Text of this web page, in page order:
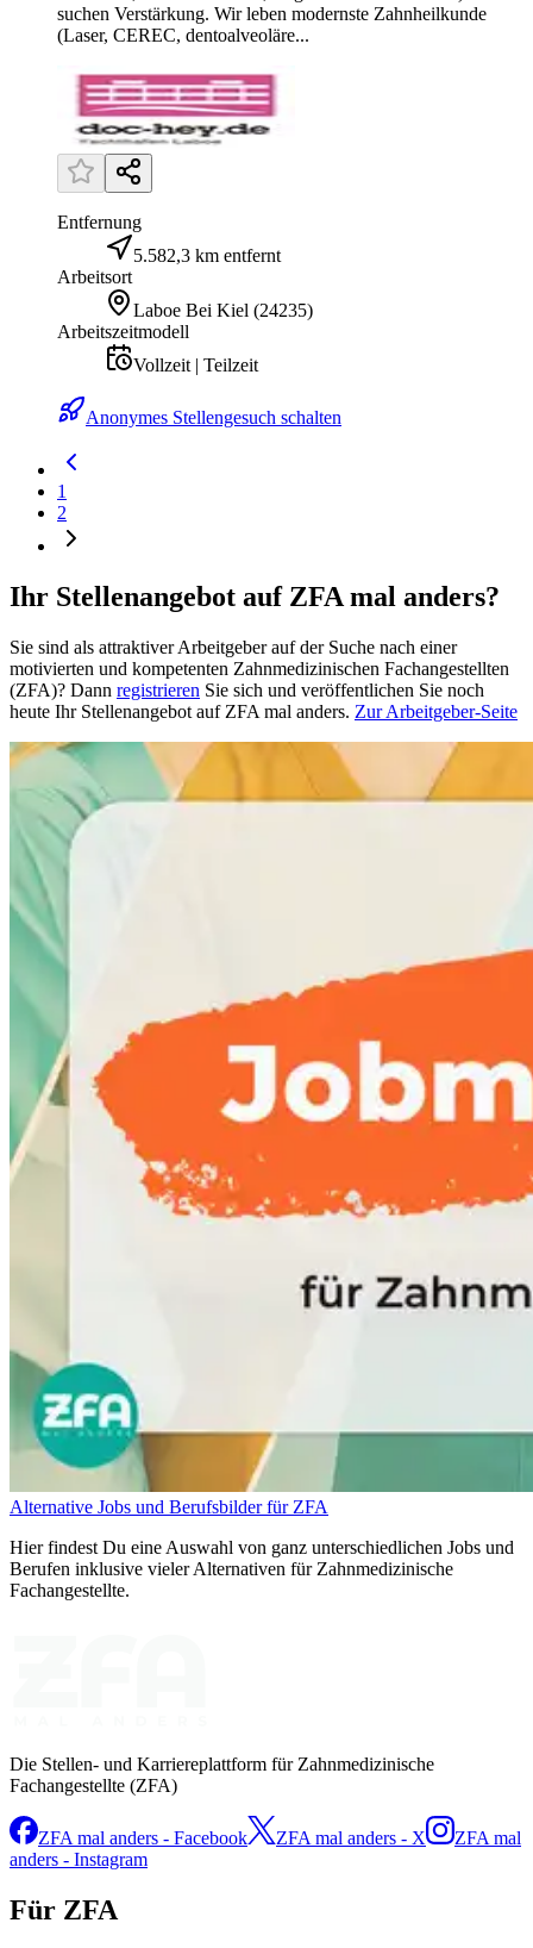
suchen Verstärkung. Wir leben modernste Zahnheilkunde
(Laser, CEREC, dentoalveoläre...
Entfernung
5.582,3 km entfernt
Arbeitsort
Laboe Bei Kiel (24235)
Arbeitszeitmodell
Vollzeit | Teilzeit
Anonymes Stellengesuch schalten
1
2
Ihr Stellenangebot auf ZFA mal anders?
Sie sind als attraktiver Arbeitgeber auf der Suche nach einer
motivierten und kompetenten Zahnmedizinischen Fachangestellten
(ZFA)? Dann registrieren Sie sich und veröffentlichen Sie noch
heute Ihr Stellenangebot auf ZFA mal anders. Zur Arbeitgeber-Seite
Alternative Jobs und Berufsbilder für ZFA
Hier findest Du eine Auswahl von ganz unterschiedlichen Jobs und
Berufen inklusive vieler Alternativen für Zahnmedizinische
Fachangestellte.
Die Stellen- und Karriereplattform für Zahnmedizinische
Fachangestellte (ZFA)
ZFA mal anders - Facebook ZFA mal anders - X
ZFA mal
anders - Instagram
Für ZFA